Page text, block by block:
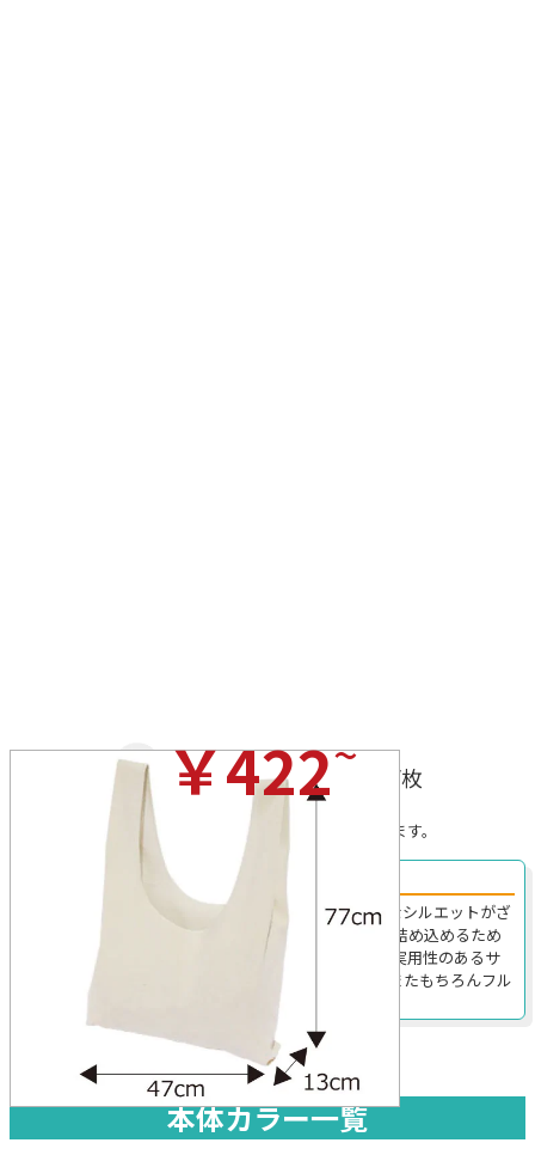
￥422~(税込)/枚
※プリントを行わない場合の税込価格です。
※無地の場合、ロット割れ手数料がかかることがあります。
コットン素材のお洒落なマルシェエコバッグ。
95-C｜ナチュラルなコットン素材とLサイズの大きめなシルエットがざ
っくり感を醸し出し、尚且お買い物時には気軽に物を詰め込めるため
使い勝手も良い、マルシェタイプのエコバッグです。実用性のあるサ
イズ感と形状で、ノベルティ用としても喜ばれます。またもちろんフル
カラーでのオリジナル名入れも可能。
本体カラー一覧